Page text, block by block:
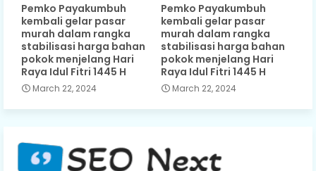
Pemko Payakumbuh
kembali gelar pasar
murah dalam rangka
stabilisasi harga bahan
pokok menjelang Hari
Raya Idul Fitri 1445 H
March 22, 2024
Pemko Payakumbuh
kembali gelar pasar
murah dalam rangka
stabilisasi harga bahan
pokok menjelang Hari
Raya Idul Fitri 1445 H
March 22, 2024